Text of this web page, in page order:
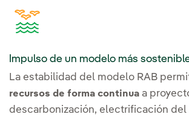
Impulso de un modelo más
La estabilidad del modelo RAB
recursos de forma continua a
descarbonización, electrificación del